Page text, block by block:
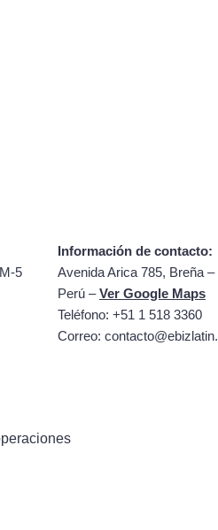
5
Información de contacto:
Avenida Arica 785, Breña –
Perú –Ver Google Maps
Teléfono: +51 1 518 3360
Correo: